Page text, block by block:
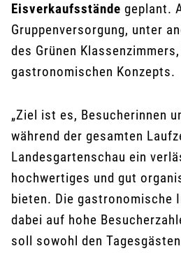
Eisverkaufsstände geplant.
Gruppenversorgung, unter
des Grünen
gastronomischen Konzepts.
„Ziel ist es, Besucherinnen
während der gesamten
Landesgartenschau ein
hochwertiges und gut
bieten. Die gastronomische
dabei auf hohe
soll sowohl den